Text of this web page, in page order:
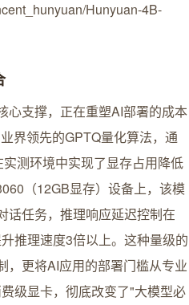
Hunyuan-4B-
心支撑，正在重塑AI部署的成本
界领先的GPTQ量化算法，通
测环境中实现了显存占用降低
（12GB显存）设备上，该模
话任务，推理响应延迟控制在
推理速度3倍以上。这种量级的
，更将AI应用的部署门槛从专业
级显卡，彻底改变了"大模型必